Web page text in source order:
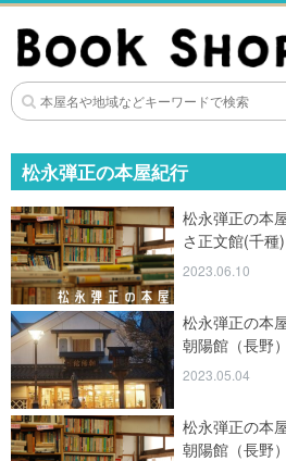
松永弾正の本屋紀行
松永弾正の本
さ正文館(千種)
2023.06.10
松永弾正の
朝陽館（長野
2023.05.04
松永弾正の
朝陽館（長野